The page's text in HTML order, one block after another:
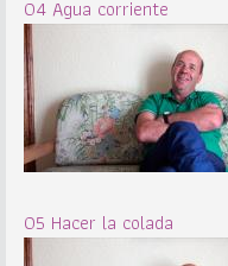
04 Agua corriente
05 Hacer la colada